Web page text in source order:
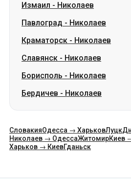
Измаил - Николаев
Павлоград - Николаев
Краматорск - Николаев
Славянск - Николаев
Борисполь - Николаев
Бердичев - Николаев
СловакияОдесса → ХарьковЛуцк
Николаев → ОдессаЖитомирКиев
Харьков → КиевГданьск